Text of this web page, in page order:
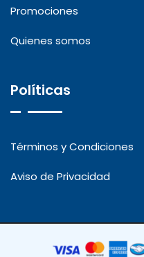
Promociones
Quienes somos
Políticas
Términos y Condiciones
Aviso de Privacidad